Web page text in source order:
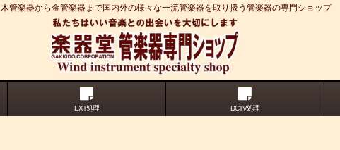
木管楽器から金管楽器まで国内外の様々な一流管楽器を取り扱う管楽器の専門ショップ
EXT処理 DCTV処理